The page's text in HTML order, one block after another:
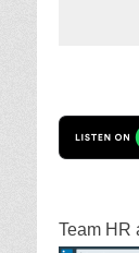
Team HR